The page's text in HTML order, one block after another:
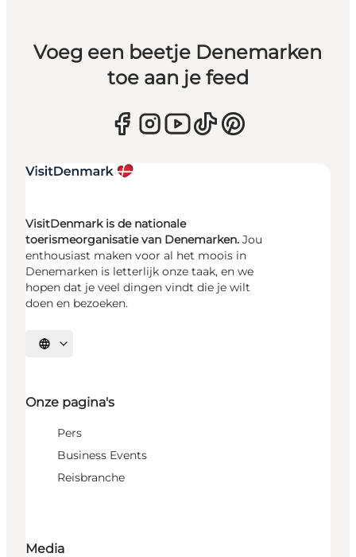
Voeg een beetje Denemarken
toe aan je feed
VisitDenmark is de nationale
toerismeorganisatie van Denemarken. Jou
enthousiast maken voor al het moois in
Denemarken is letterlijk onze taak, en we
hopen dat je veel dingen vindt die je wilt
doen en bezoeken.
Selecteer taal
Onze pagina's
Pers
Business Events
Reisbranche
Media